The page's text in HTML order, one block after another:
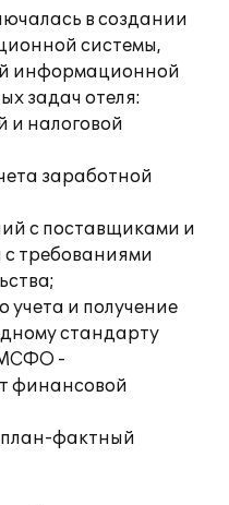
в создании
системы,
информационной
задач отеля:
и налоговой
заработной
с поставщиками и
с требованиями
учета и получение
стандарту
-
финансовой
фактный